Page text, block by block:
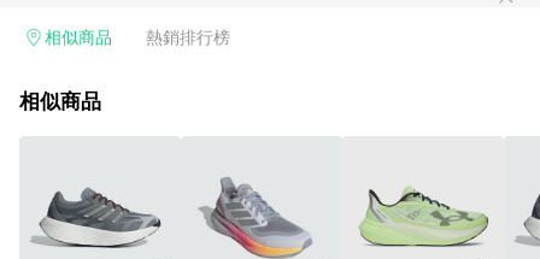
相似商品 熱銷排行榜
相似商品